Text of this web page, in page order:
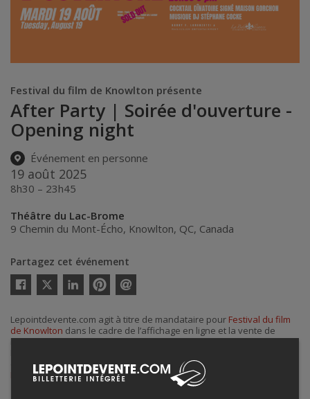
Festival du film de Knowlton présente
After Party | Soirée d'ouverture -
Opening night
Événement en personne
19 août 2025
8h30 – 23h45
Théâtre du Lac-Brome
9 Chemin du Mont-Écho, Knowlton, QC, Canada
Partagez cet événement
Twitter
courriel
Lepointdevente.com agit à titre de mandataire pour Festival du film
de Knowlton dans le cadre de l’affichage en ligne et la vente de
billets pour ses événements.
contacter l’organisateur de l’événement,Festival du film de
Knowlton, àcoordination@ffkff.ca.